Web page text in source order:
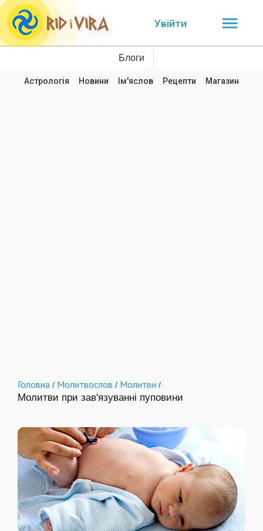
Увійти
Блоги
Астрологія Новини Ім'яслов Рецепти Магазин
Головна / Молитвослов / Молитви /
Молитви при зав'язуванні пуповини